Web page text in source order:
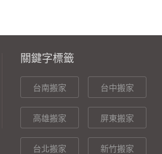
關鍵字標籤
台南搬家 台中搬家
高雄搬家 屏東搬家
台北搬家 新竹搬家